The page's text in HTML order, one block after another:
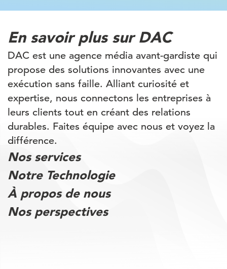
En savoir plus sur DAC
DAC est une agence média avant-gardiste qui
propose des solutions innovantes avec une
exécution sans faille. Alliant curiosité et
expertise, nous connectons les entreprises à
leurs clients tout en créant des relations
durables. Faites équipe avec nous et voyez la
différence.
Nos services
Notre Technologie
À propos de nous
Nos perspectives